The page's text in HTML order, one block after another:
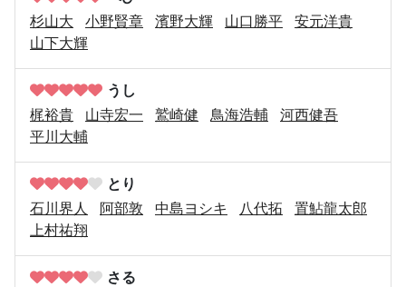
杉山大
小野賢章 濱野大輝 山口勝平
安元洋貴
山下大輝
うし
梶裕貴
山寺宏一 鷲崎健 鳥海浩輔
河西健吾
平川大輔
とり
石川界人
阿部敦 中島ヨシキ 八代拓
置鮎龍太郎
上村祐翔
さる